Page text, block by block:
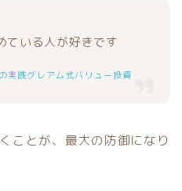
ている人が好きです
実践グレアム式バリュー投資
ことが、最大の防御になり